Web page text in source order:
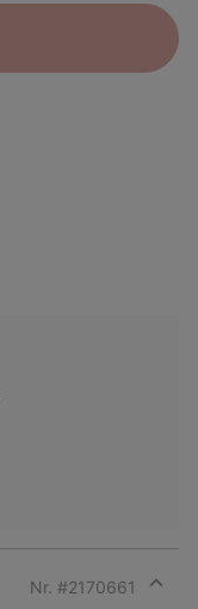
Nr. #2170661